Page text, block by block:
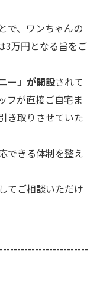
で、ワンちゃんの
3万円となる旨をご
ー」が開設されて
フが直接ご自宅ま
き取りさせていた
できる体制を整え
てご相談いただけ